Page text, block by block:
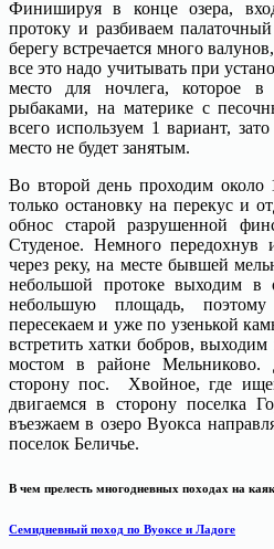
Финишируя в конце озера,
протоку и разбиваем
берегу встречается много
все это надо учитывать при
место для ночлега, которое
рыбаками, на материке с
всего используем 1 вариант,
место не будет занятым.
Во второй день проходим около
только остановку на перекус и
обнос старой разрушенной
Студеное. Немного передохнув
через реку, на месте бывшей
небольшой протоке выходим в
небольшую площадь,
пересекаем и уже по узенькой
встретить хатки бобров,
мостом в районе
сторону пос. Хвойное, где
двигаемся в сторону поселка
въезжаем в озеро Вуокса
поселок Беличье.
В чем прелесть многодневных походах на
Семидневный поход по Вуоксе и Ладоге